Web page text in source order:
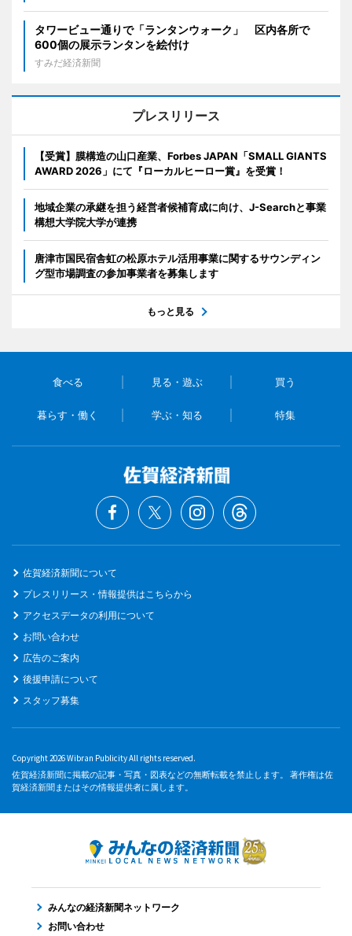
タワービュー通りで「ランタンウォーク」 区内各所で
600個の展示ランタンを絵付け
すみだ経済新聞
プレスリリース
【受賞】膜構造の山口産業、Forbes JAPAN「SMALL GIANTS
AWARD 2026」にて『ローカルヒーロー賞』を受賞！
地域企業の承継を担う経営者候補育成に向け、J-Searchと事業
構想大学院大学が連携
唐津市国民宿舎虹の松原ホテル活用事業に関するサウンディン
グ型市場調査の参加事業者を募集します
もっと見る
食べる 見る・遊ぶ 買う
暮らす・働く 学ぶ・知る 特集
佐賀経済新聞について
プレスリリース・情報提供はこちらから
アクセスデータの利用について
お問い合わせ
広告のご案内
後援申請について
スタッフ募集
Copyright 2026 Wibran Publicity All rights reserved.
佐賀経済新聞に掲載の記事・写真・図表などの無断転載を禁止します。 著作権は佐
賀経済新聞またはその情報提供者に属します。
みんなの経済新聞ネットワーク
お問い合わせ